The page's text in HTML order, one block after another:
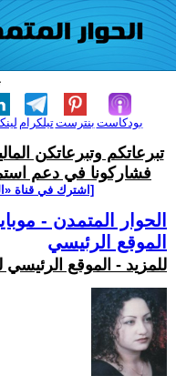
تيلكرامبنترست بودكاست
تبرعاتكم وتبرعاتكن
فشاركونا في دعم
[اشترك في قناة
الحوار المتمدن -
الموقع الرئيسي
للمزيد - الموقع الرئيسي